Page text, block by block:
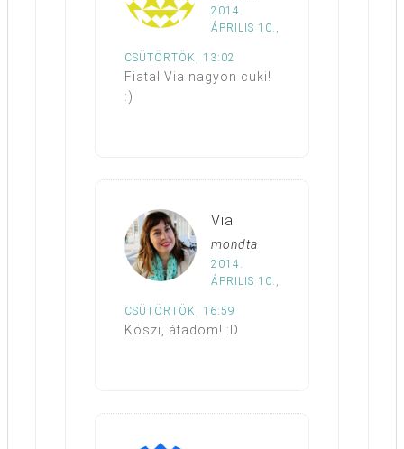
2014.
ÁPRILIS 10.,
CSÜTÖRTÖK, 13:02
Fiatal Via nagyon cuki!
:)
Via
mondta
2014.
ÁPRILIS 10.,
CSÜTÖRTÖK, 16:59
Köszi, átadom! :D